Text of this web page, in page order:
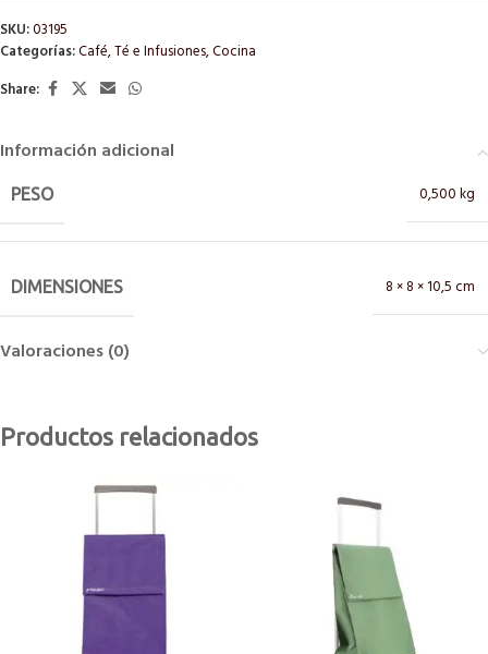
SKU:03195
Categorías:Café, Té e Infusiones,Cocina
Share:
Información adicional
PESO 0,500 kg
DIMENSIONES 8 × 8 × 10,5 cm
Valoraciones (0)
Productos relacionados